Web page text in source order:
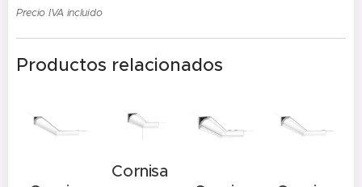
Precio IVA incluido
Productos relacionados
Cornisa